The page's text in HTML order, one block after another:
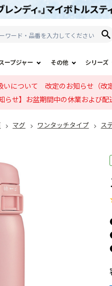
ープジャー その他 シリーズ
いについて 改定のお知らせ（改
知らせ】お盆期間中の休業および配
マグ ワンタッチタイプ ス